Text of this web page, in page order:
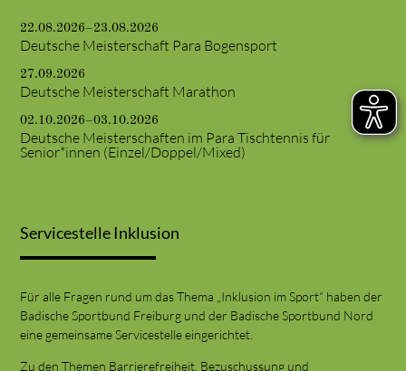
22.08.2026–23.08.2026
Deutsche Meisterschaft Para Bogensport
27.09.2026
Deutsche Meisterschaft Marathon
02.10.2026–03.10.2026
Deutsche Meisterschaften im Para Tischtennis für
Senior*innen (Einzel/Doppel/Mixed)
Servicestelle Inklusion
Für alle Fragen rund um das Thema „Inklusion im Sport“ haben der
Badische Sportbund Freiburg und der Badische Sportbund Nord
eine gemeinsame Servicestelle eingerichtet.
Zu den Themen Barrierefreiheit, Bezuschussung und